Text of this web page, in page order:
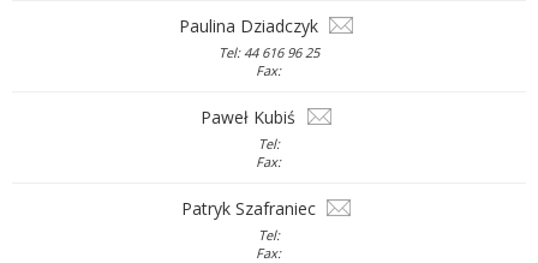
Paulina Dziadczyk
Tel: 44 616 96 25
Fax:
Paweł Kubiś
Tel:
Fax:
Patryk Szafraniec
Tel:
Fax: